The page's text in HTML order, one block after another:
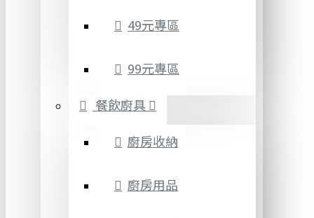
49元專區
99元專區
餐飲廚具
廚房收納
廚房用品